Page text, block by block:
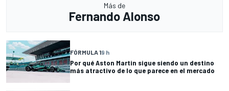
Más de
Fernando Alonso
FÓRMULA 19 h
Por qué Aston Martin sigue siendo un destino
más atractivo de lo que parece en el mercado